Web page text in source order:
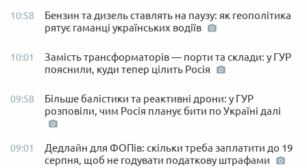
10:58
Бензин та дизель ставлять на паузу: як геополітика
рятує гаманці українських водіїв
10:01
Замість трансформаторів — порти та склади: у ГУР
пояснили, куди тепер цілить Росія
09:58
Більше балістики та реактивні дрони: у ГУР
розповіли, чим Росія планує бити по Україні далі
09:01
Дедлайн для ФОПів: скільки треба заплатити до 19
серпня, щоб не годувати податкову штрафами